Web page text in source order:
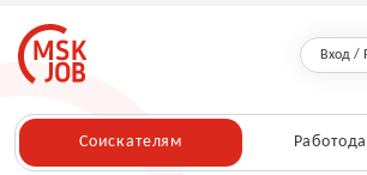
Вход /
Соискателям